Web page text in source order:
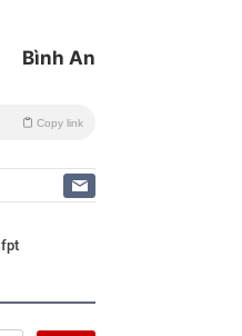
Bình An
Copy link
fpt